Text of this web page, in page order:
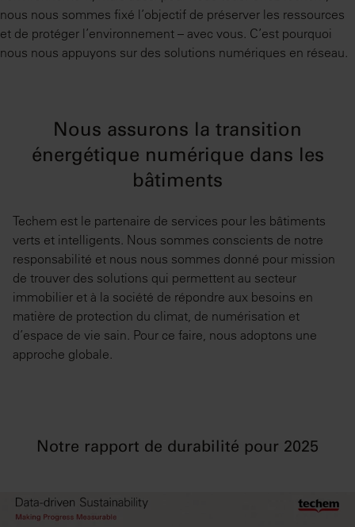
nous nous sommes fixé l’objectif de préserver les ressources
et de protéger l’environnement – avec vous. C’est pourquoi
nous nous appuyons sur des solutions numériques en réseau.
Nous assurons la transition
énergétique numérique dans les
bâtiments
Techem est le partenaire de services pour les bâtiments
verts et intelligents. Nous sommes conscients de notre
responsabilité et nous nous sommes donné pour mission
de trouver des solutions qui permettent au secteur
immobilier et à la société de répondre aux besoins en
matière de protection du climat, de numérisation et
d’espace de vie sain. Pour ce faire, nous adoptons une
approche globale.
Notre rapport de durabilité pour 2025